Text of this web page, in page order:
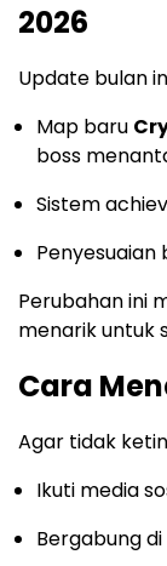
2026
Update bulan
Map baru
boss
Sistem
Penyesuaian
Perubahan ini
menarik untuk
Cara
Agar tidak
Ikuti media
Bergabung